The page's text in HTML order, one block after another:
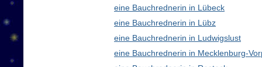
eine Bauchrednerin in Lübeck
eine Bauchrednerin in Lübz
eine Bauchrednerin in Ludwigslust
eine Bauchrednerin in Mecklenburg-